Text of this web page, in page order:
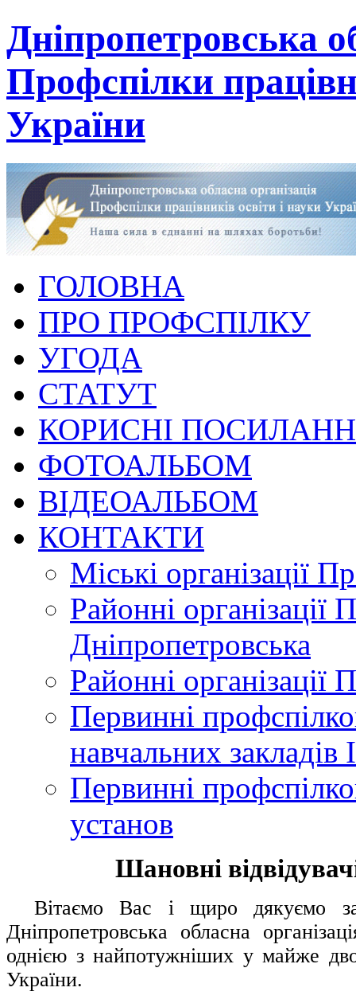
Дніпропетровська
Профспілки
України
ГОЛОВНА
ПРО ПРОФСПІЛКУ
УГОДА
СТАТУТ
КОРИСНІ
ФОТОАЛЬБОМ
ВІДЕОАЛЬБОМ
КОНТАКТИ
Міські організації
Районні організації
Дніпропетровська
Районні організації
Первинні
навчальних закладів
Первинні
установ
Шановні
Вітаємо Вас і щиро дякуємо за
Дніпропетровська обласна
однією з найпотужніших у майже
України.